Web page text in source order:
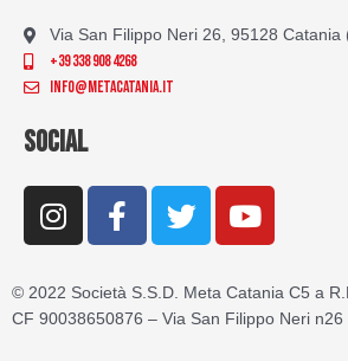
Via San Filippo Neri 26, 95128 Catania
+39 338 908 4268
info@metacatania.it
SOCIAL
I
n
t
a
F
a
e
b
T
w
t
t
Y
o
t
u
© 2022 Società S.S.D. Meta Catania C5 a
CF 90038650876 – Via San Filippo Neri